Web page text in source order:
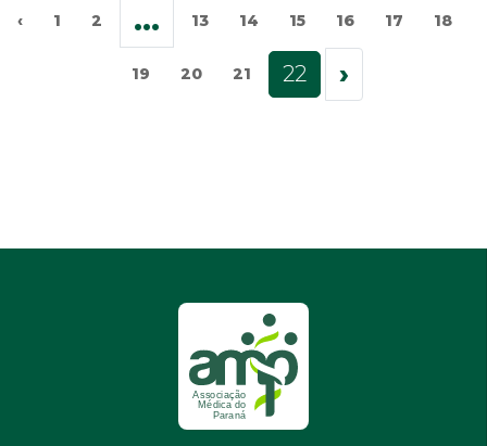
‹ 1 2 ... 13 14 15 16 17 18
19 20 21 22 ›